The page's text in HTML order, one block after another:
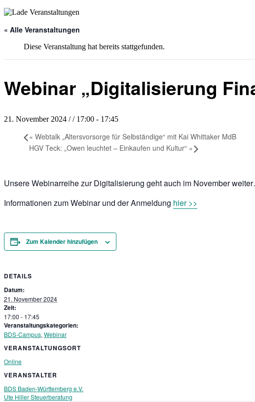
« Alle Veranstaltungen
Diese Veranstaltung hat bereits stattgefunden.
Webinar „Digitalisierung
21. November 2024 / / 17:00 - 17:45
« Webtalk „Altersvorsorge für Selbständige“ mit Kai Whittaker MdB
HGV Teck: „Owen leuchtet – Einkaufen und Kultur“ »
Unsere Webinarreihe zur Digitalisierung geht auch im November
Informationen zum Webinar und der Anmeldung hier >>
Zum Kalender hinzufügen
DETAILS
Datum:
21. November 2024
Zeit:
17:00 - 17:45
Veranstaltungskategorien:
BDS-Campus, Webinar
VERANSTALTUNGSORT
Online
VERANSTALTER
BDS Baden-Württemberg e.V.
Ute Hiller Steuerberatung